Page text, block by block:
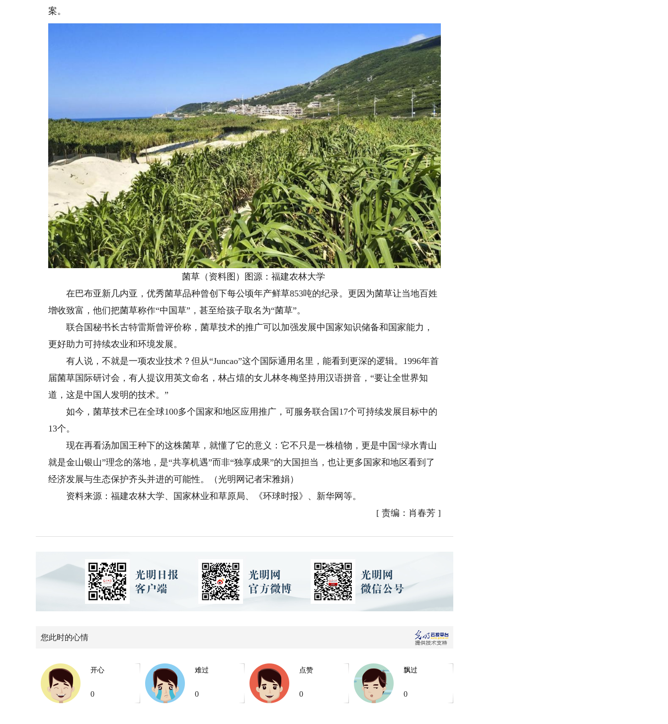
案。
菌草（资料图）图源：福建农林大学
在巴布亚新几内亚，优秀菌草品种曾创下每公顷年产鲜草853吨的纪录。更因为菌草让当地百姓
增收致富，他们把菌草称作“中国草”，甚至给孩子取名为“菌草”。
联合国秘书长古特雷斯曾评价称，菌草技术的推广可以加强发展中国家知识储备和国家能力，
更好助力可持续农业和环境发展。
有人说，不就是一项农业技术？但从“Juncao”这个国际通用名里，能看到更深的逻辑。1996年首
届菌草国际研讨会，有人提议用英文命名，林占熺的女儿林冬梅坚持用汉语拼音，“要让全世界知
道，这是中国人发明的技术。”​
如今，菌草技术已在全球100多个国家和地区应用推广，可服务联合国17个可持续发展目标中的
13个。
现在再看汤加国王种下的这株菌草，就懂了它的意义：它不只是一株植物，更是中国“绿水青山
就是金山银山”理念的落地，是“共享机遇”而非“独享成果”的大国担当，也让更多国家和地区看到了
经济发展与生态保护齐头并进的可能性。（光明网记者宋雅娟）
资料来源：福建农林大学、国家林业和草原局、《环球时报》、新华网等。
[ 责编：肖春芳 ]
您此时的心情
开心
0
难过
0
点赞
0
飘过
0